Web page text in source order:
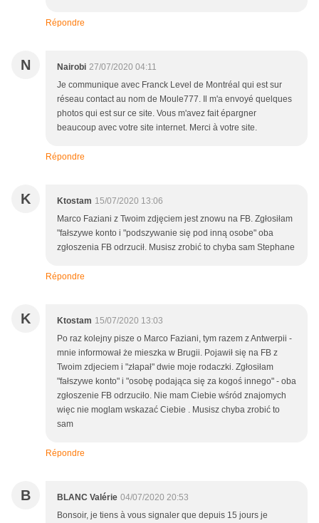
Répondre
N Nairobi 27/07/2020 04:11
Je communique avec Franck Level de Montréal qui est sur
réseau contact au nom de Moule777. Il m'a envoyé quelques
photos qui est sur ce site. Vous m'avez fait épargner
beaucoup avec votre site internet. Merci à votre site.
Répondre
K Ktostam 15/07/2020 13:06
Marco Faziani z Twoim zdjęciem jest znowu na FB. Zgłosiłam
"fałszywe konto i "podszywanie się pod inną osobe" oba
zgłoszenia FB odrzucił. Musisz zrobić to chyba sam Stephane
Répondre
K Ktostam 15/07/2020 13:03
Po raz kolejny pisze o Marco Faziani, tym razem z Antwerpii -
mnie informował że mieszka w Brugii. Pojawił się na FB z
Twoim zdjeciem i "złapał" dwie moje rodaczki. Zgłosiłam
"fałszywe konto" i "osobę podająca się za kogoś innego" - oba
zgłoszenie FB odrzuciło. Nie mam Ciebie wśród znajomych
więc nie moglam wskazać Ciebie . Musisz chyba zrobić to
sam
Répondre
B BLANC Valérie 04/07/2020 20:53
Bonsoir, je tiens à vous signaler que depuis 15 jours je